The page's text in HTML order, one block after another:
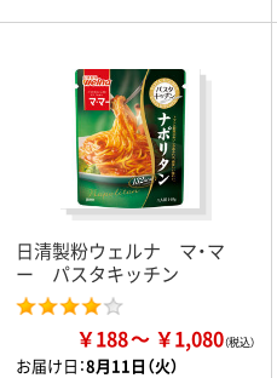
日清製粉ウェルナ マ・マ
ー パスタキッチン
￥188 ￥1,080
お届け日：8月11日（火）